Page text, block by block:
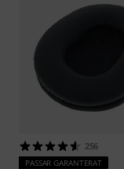
256
PASSAR GARANTERAT